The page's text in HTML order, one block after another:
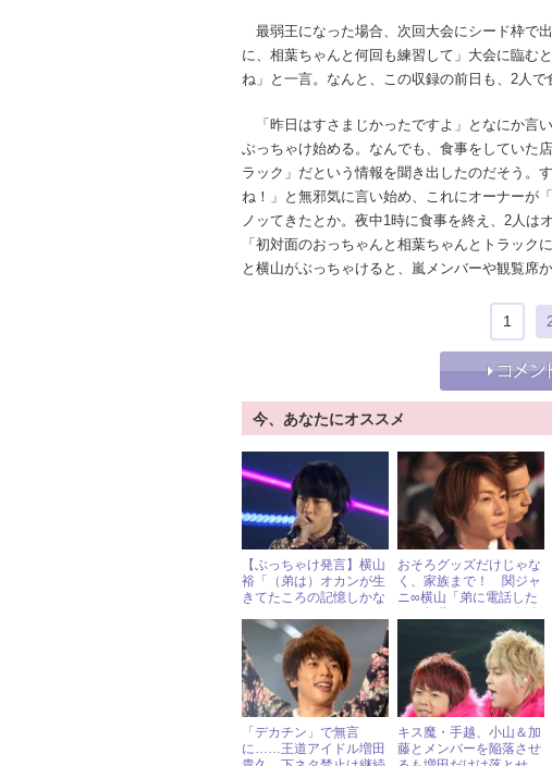
最弱王になった場合、次回大会にシード枠で
に、相葉ちゃんと何回も練習して」大会に臨む
ね」と一言。なんと、この収録の前日も、2人で
「昨日はすさまじかったですよ」となにか言
ぶっちゃけ始める。なんでも、食事をしていた
ラック」だという情報を聞き出したのだそう。
ね！」と無邪気に言い始め、これにオーナーが
ノッてきたとか。夜中1時に食事を終え、2人は
「初対面のおっちゃんと相葉ちゃんとトラック
と横山がぶっちゃけると、嵐メンバーや観覧席
1
今、あなたにオススメ
【ぶっちゃけ発言】横山
裕「（弟は）オカンが生
きてたころの記憶しかな
おそろグッズだけじゃな
く、家族まで！ 関ジャ
ニ∞横山「弟に電話した
「デカチン」で無言
に……王道アイドル増田
キス魔・手越、小山＆加
藤とメンバーを陥落させ